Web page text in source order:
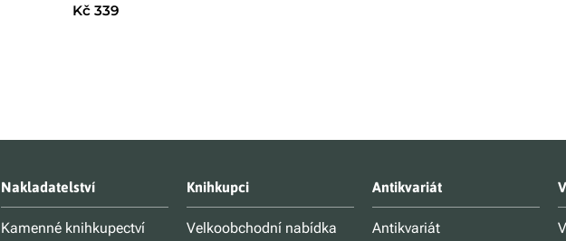
Kč 339
Nakladatelství
Kamenné knihkupectví
Knihkupci
Velkoobchodní nabídka
Antikvariát
Antikvariát